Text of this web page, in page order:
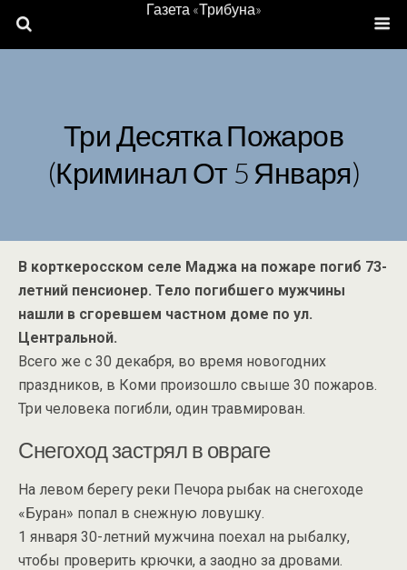
Газета «Трибуна»
Три Десятка Пожаров
(Криминал От 5 Января)
В корткеросском селе Маджа на пожаре погиб 73-
летний пенсионер. Тело погибшего мужчины
нашли в сгоревшем частном доме по ул.
Центральной.
Всего же с 30 декабря, во время новогодних
праздников, в Коми произошло свыше 30 пожаров.
Три человека погибли, один травмирован.
Снегоход застрял в овраге
На левом берегу реки Печора рыбак на снегоходе
«Буран» попал в снежную ловушку.
1 января 30-летний мужчина поехал на рыбалку,
чтобы проверить крючки, а заодно за дровами.